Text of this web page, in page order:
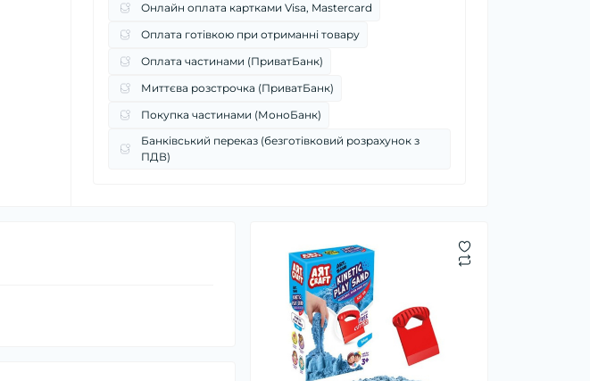
Онлайн оплата картками Visa, Mastercard
Оплата готівкою при отриманні товару
Оплата частинами (ПриватБанк)
Миттєва розстрочка (ПриватБанк)
Покупка частинами (МоноБанк)
Банківський переказ (безготівковий розрахунок з
ПДВ)